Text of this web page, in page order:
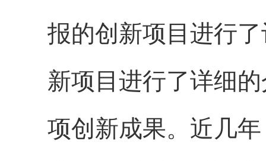
报的创新项目进行
新项目进行了详细
项创新成果。近几